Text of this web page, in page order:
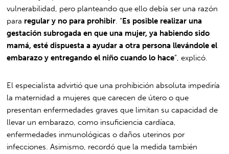
vulnerabilidad, pero planteando que ello debía ser una razón
para regular y no para prohibir. “Es posible realizar una
gestación subrogada en que una mujer, ya habiendo sido
mamá, esté dispuesta a ayudar a otra persona llevándole el
embarazo y entregando el niño cuando lo hace”, explicó.
El especialista advirtió que una prohibición absoluta impediría
la maternidad a mujeres que carecen de útero o que
presentan enfermedades graves que limitan su capacidad de
llevar un embarazo, como insuficiencia cardíaca,
enfermedades inmunológicas o daños uterinos por
infecciones. Asimismo, recordó que la medida también